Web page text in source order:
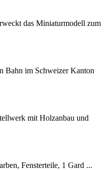
das Miniaturmodell zum
Bahn im Schweizer Kanton
mit Holzanbau und
Fensterteile, 1 Gard ...